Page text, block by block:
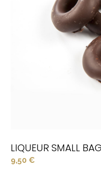
LIQUEUR SMALL
9,50 €